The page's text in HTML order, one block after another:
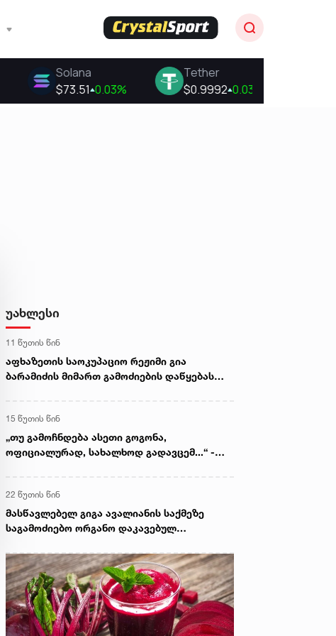
უახლესი
11 წუთის წინ
აფხაზეთის საოკუპაციო რეჟიმი გია
ბარამიძის მიმართ გამოძიების დაწყებას
15 წუთის წინ
„თუ გამოჩნდება ასეთი გოგონა,
ოფიციალურად, სახალხოდ გადავცემ...“ -
22 წუთის წინ
მასწავლებელ გიგა ავალიანის საქმეზე
საგამოძიებო ორგანო დაკავებულ
ანასტასია ბერუაშვილს 30 დღის
განმავლობაში ფარულად უსმენდა